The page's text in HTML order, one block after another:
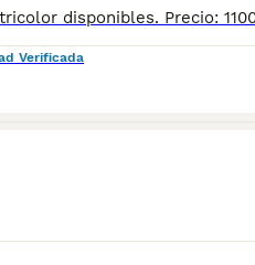
Verificada